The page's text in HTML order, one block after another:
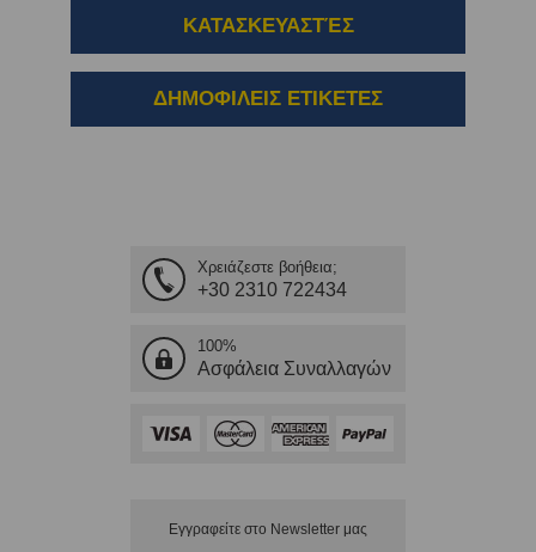
ΚΑΤΑΣΚΕΥΑΣΤΈΣ
ΔΗΜΟΦΙΛΕΙΣ ΕΤΙΚΕΤΕΣ
Χρειάζεστε βοήθεια;
+30 2310 722434
100%
Ασφάλεια Συναλλαγών
Εγγραφείτε στο Νewsletter μας